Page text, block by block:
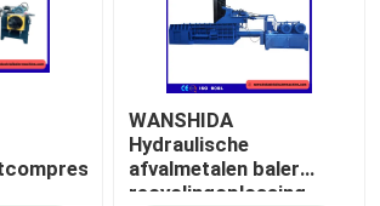
WANSHIDA
Hydraulische
afvalmetalen baler
recyclingoplossing.